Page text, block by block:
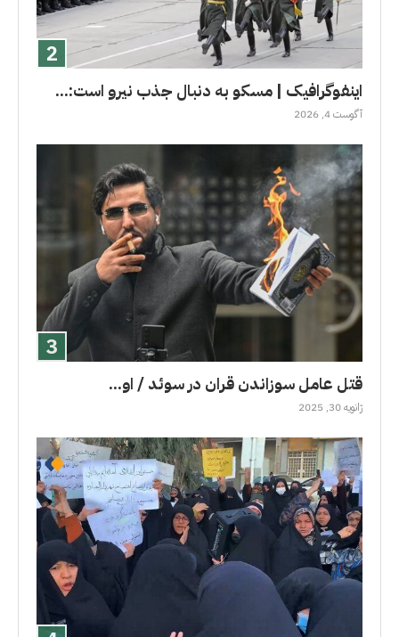
اینفوگرافیک | مسکو به دنبال جذب نیرو است:...
آگوست 4, 2026
قتل عامل سوزاندن قران در سوئد / او...
ژانویه 30, 2025